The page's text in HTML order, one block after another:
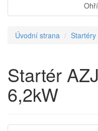
Úvodní strana Startéry
Startér
6,2kW